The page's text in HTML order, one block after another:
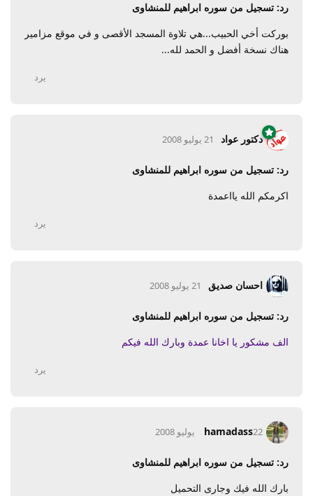
رد: تسجيل من سوره ابراهيم للمنشاوى
بوركت أخي الحبيب...هي تلاوة المسجد الأقصى و في موقع مزامير
هناك نسخة أفضل و الحمد لله...
يرد
دكتور عواد 21 يوليو 2008
رد: تسجيل من سوره ابراهيم للمنشاوى
اكرمكم الله يااعمدة
يرد
احسان صديق 21 يوليو 2008
رد: تسجيل من سوره ابراهيم للمنشاوى
الف مشكور يا اخانا عمدة وبارك الله فيكم
يرد
hamadass22 يوليو 2008
رد: تسجيل من سوره ابراهيم للمنشاوى
بارك الله فيك وجارى التحميل